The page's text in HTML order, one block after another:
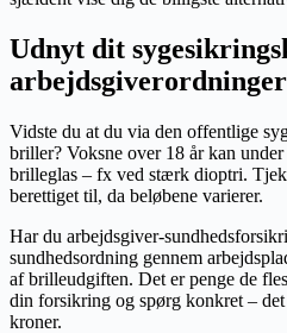
Udnyt dit
arbejdsgiverordninger
Vidste du at du via den offentlige
briller? Voksne over 18 år kan
brilleglas – fx ved stærk dioptri.
berettiget til, da beløbene varierer.
Har du arbejdsgiver-
sundhedsordning gennem
af brilleudgiften. Det er penge de
din forsikring og spørg konkret –
kroner.